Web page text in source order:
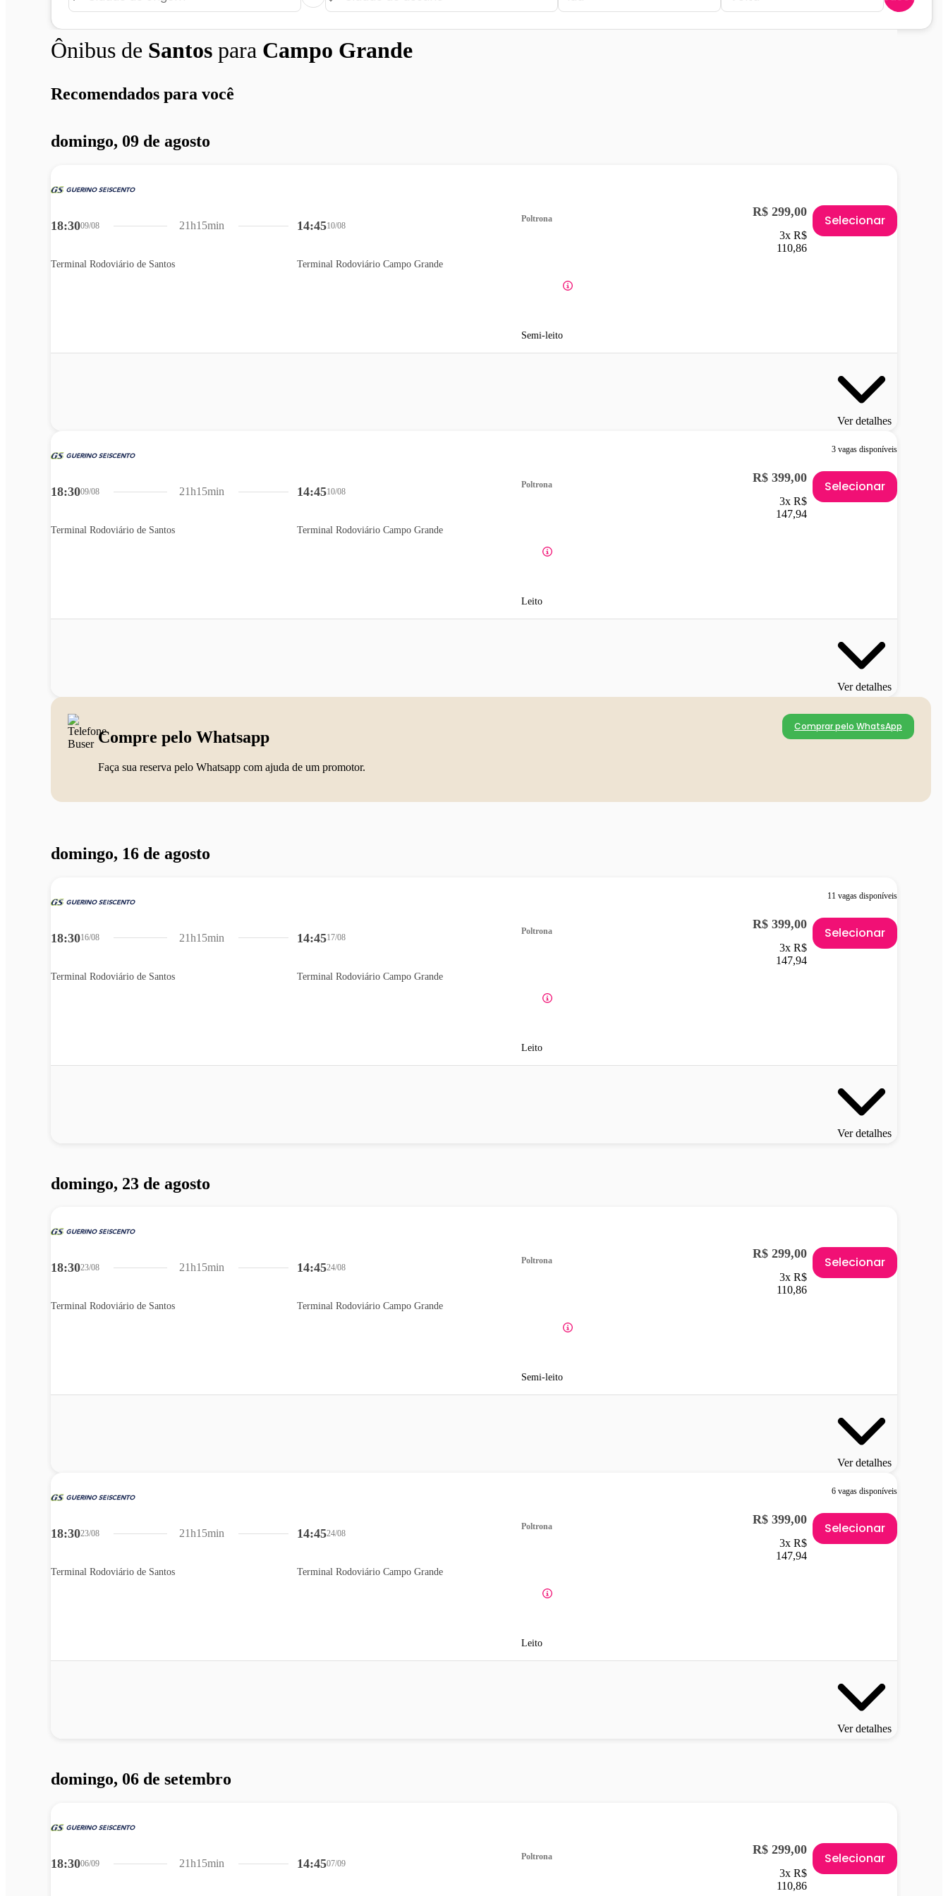
Ônibus de Santos para Campo Grande
Recomendados para você
domingo, 09 de agosto
18:3009/08
Terminal Rodoviário de Santos
14:4510/08
Terminal Rodoviário Campo Grande
21h15min
Poltrona
Semi-leito
R$ 299,00
3x R$
110,86
Selecionar
Ver detalhes
3 vagas disponíveis
18:3009/08
Terminal Rodoviário de Santos
14:4510/08
Terminal Rodoviário Campo Grande
21h15min
Poltrona
Leito
R$ 399,00
3x R$
147,94
Selecionar
Ver detalhes
Compre pelo Whatsapp
Faça sua reserva pelo Whatsapp com ajuda de um promotor.
Comprar pelo WhatsApp
domingo, 16 de agosto
11 vagas disponíveis
18:3016/08
Terminal Rodoviário de Santos
14:4517/08
Terminal Rodoviário Campo Grande
21h15min
Poltrona
Leito
R$ 399,00
3x R$
147,94
Selecionar
Ver detalhes
domingo, 23 de agosto
18:3023/08
Terminal Rodoviário de Santos
14:4524/08
Terminal Rodoviário Campo Grande
21h15min
Poltrona
Semi-leito
R$ 299,00
3x R$
110,86
Selecionar
Ver detalhes
6 vagas disponíveis
18:3023/08
Terminal Rodoviário de Santos
14:4524/08
Terminal Rodoviário Campo Grande
21h15min
Poltrona
Leito
R$ 399,00
3x R$
147,94
Selecionar
Ver detalhes
domingo, 06 de setembro
18:3006/09 14:4507/09
21h15min
Poltrona R$ 299,00
3x R$
110,86
Selecionar